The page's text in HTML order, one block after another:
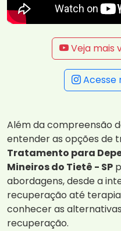
Veja mais
Acesse
Além da compreensão
entender as opções de
Tratamento para
Mineiros do Tietê - SP
abordagens, desde a
recuperação até
conhecer as
recuperação.